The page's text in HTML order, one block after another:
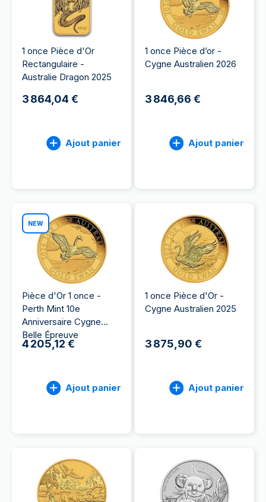
1 once Pièce d'Or
Rectangulaire -
Australie Dragon 2025
3 864,04 €
Ajout panier
1 once Pièce d’or -
Cygne Australien 2026
3 846,66 €
Ajout panier
NEW
Pièce d'Or 1 once -
Perth Mint 10e
Anniversaire Cygne
Belle Épreuve
4 205,12 €
Ajout panier
1 once Pièce d'Or -
Cygne Australien 2025
3 875,90 €
Ajout panier